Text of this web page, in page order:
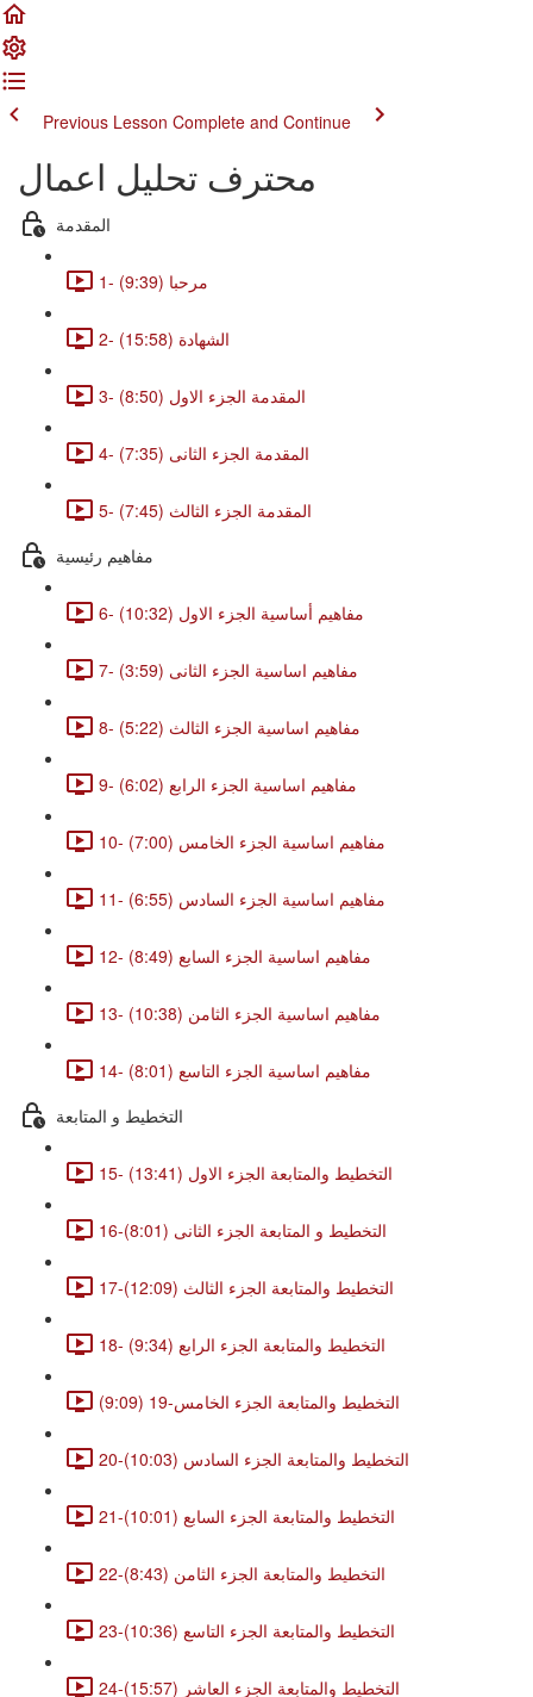
Previous Lesson Complete and Continue
محترف تحليل اعمال
المقدمة
1- مرحبا (9:39)
2- الشهادة (15:58)
3- المقدمة الجزء الاول (8:50)
4- المقدمة الجزء الثانى (7:35)
5- المقدمة الجزء الثالث (7:45)
مفاهيم رئيسية
6- مفاهيم أساسية الجزء الاول (10:32)
7- مفاهيم اساسية الجزء الثانى (3:59)
8- مفاهيم اساسية الجزء الثالث (5:22)
9- مفاهيم اساسية الجزء الرابع (6:02)
10- مفاهيم اساسية الجزء الخامس (7:00)
11- مفاهيم اساسية الجزء السادس (6:55)
12- مفاهيم اساسية الجزء السابع (8:49)
13- مفاهيم اساسية الجزء الثامن (10:38)
14- مفاهيم اساسية الجزء التاسع (8:01)
التخطيط و المتابعة
15- التخطيط والمتابعة الجزء الاول (13:41)
16-التخطيط و المتابعة الجزء الثانى (8:01)
17-التخطيط والمتابعة الجزء الثالث (12:09)
18- التخطيط والمتابعة الجزء الرابع (9:34)
التخطيط والمتابعة الجزء الخامس-19 (9:09)
20-التخطيط والمتابعة الجزء السادس (10:03)
21-التخطيط والمتابعة الجزء السابع (10:01)
22-التخطيط والمتابعة الجزء الثامن (8:43)
23-التخطيط والمتابعة الجزء التاسع (10:36)
24-التخطيط والمتابعة الجزء العاشر (15:57)